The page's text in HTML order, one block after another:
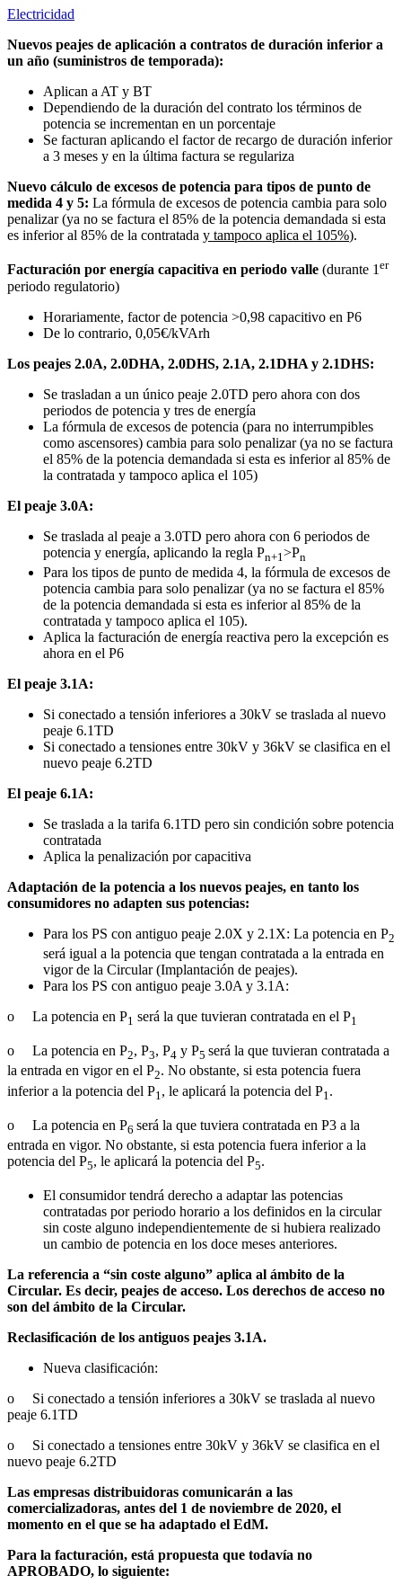
Electricidad
Nuevos peajes de aplicación a contratos de duración inferior a
un año (suministros de temporada):
Aplican a AT y BT
Dependiendo de la duración del contrato los términos de
potencia se incrementan en un porcentaje
Se facturan aplicando el factor de recargo de duración inferior
a 3 meses y en la última factura se regulariza
Nuevo cálculo de excesos de potencia para tipos de punto de
medida 4 y 5: La fórmula de excesos de potencia cambia para solo
penalizar (ya no se factura el 85% de la potencia demandada si esta
es inferior al 85% de la contratada y tampoco aplica el 105%).
Facturación por energía capacitiva en periodo valle (durante 1er
periodo regulatorio)
Horariamente, factor de potencia >0,98 capacitivo en P6
De lo contrario, 0,05€/kVArh
Los peajes 2.0A, 2.0DHA, 2.0DHS, 2.1A, 2.1DHA y 2.1DHS:
Se trasladan a un único peaje 2.0TD pero ahora con dos
periodos de potencia y tres de energía
La fórmula de excesos de potencia (para no interrumpibles
como ascensores) cambia para solo penalizar (ya no se factura
el 85% de la potencia demandada si esta es inferior al 85% de
la contratada y tampoco aplica el 105)
El peaje 3.0A:
Se traslada al peaje a 3.0TD pero ahora con 6 periodos de
potencia y energía, aplicando la regla Pn+1 >Pn
Para los tipos de punto de medida 4, la fórmula de excesos de
potencia cambia para solo penalizar (ya no se factura el 85%
de la potencia demandada si esta es inferior al 85% de la
contratada y tampoco aplica el 105).
Aplica la facturación de energía reactiva pero la excepción es
ahora en el P6
El peaje 3.1A:
Si conectado a tensión inferiores a 30kV se traslada al nuevo
peaje 6.1TD
Si conectado a tensiones entre 30kV y 36kV se clasifica en el
nuevo peaje 6.2TD
El peaje 6.1A:
Se traslada a la tarifa 6.1TD pero sin condición sobre potencia
contratada
Aplica la penalización por capacitiva
Adaptación de la potencia a los nuevos peajes, en tanto los
consumidores no adapten sus potencias:
Para los PS con antiguo peaje 2.0X y 2.1X: La potencia en P2
será igual a la potencia que tengan contratada a la entrada en
vigor de la Circular (Implantación de peajes).
Para los PS con antiguo peaje 3.0A y 3.1A:
o La potencia en P1 será la que tuvieran contratada en el P1
o La potencia en P2, P3, P4 y P5 será la que tuvieran contratada a
la entrada en vigor en el P2. No obstante, si esta potencia fuera
inferior a la potencia del P1 , le aplicará la potencia del P1 .
o La potencia en P6 será la que tuviera contratada en P3 a la
entrada en vigor. No obstante, si esta potencia fuera inferior a la
potencia del P5, le aplicará la potencia del P5.
El consumidor tendrá derecho a adaptar las potencias
contratadas por periodo horario a los definidos en la circular
sin coste alguno independientemente de si hubiera realizado
un cambio de potencia en los doce meses anteriores.
La referencia a “sin coste alguno” aplica al ámbito de la
Circular. Es decir, peajes de acceso. Los derechos de acceso no
son del ámbito de la Circular.
Reclasificación de los antiguos peajes 3.1A.
Nueva clasificación:
o Si conectado a tensión inferiores a 30kV se traslada al nuevo
peaje 6.1TD
o Si conectado a tensiones entre 30kV y 36kV se clasifica en el
nuevo peaje 6.2TD
Las empresas distribuidoras comunicarán a las
comercializadoras, antes del 1 de noviembre de 2020, el
momento en el que se ha adaptado el EdM.
Para la facturación, está propuesta que todavía no
APROBADO, lo siguiente: